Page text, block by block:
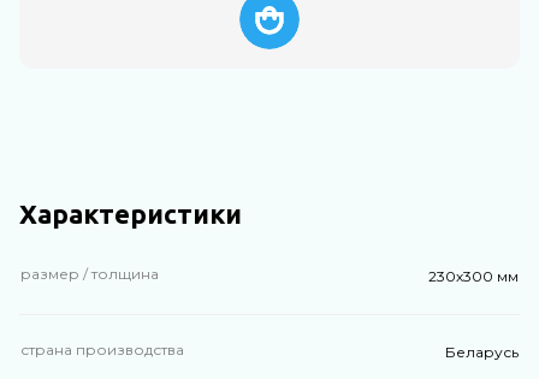
Характеристики
размер / толщина 230х300 мм
страна производства Беларусь